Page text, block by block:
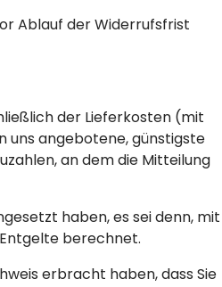
Ablauf der Widerrufsfrist
der Lieferkosten (mit
uns angebotene, günstigste
an dem die Mitteilung
haben, es sei denn, mit
berechnet.
erbracht haben, dass Sie